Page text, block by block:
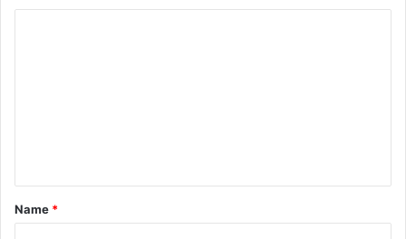
t
*
Name *